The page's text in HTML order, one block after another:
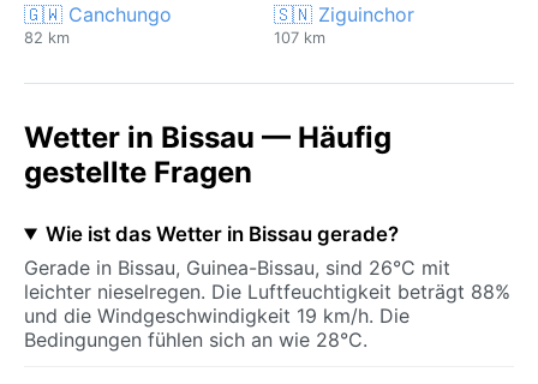
🇬🇼 Canchungo
82 km
🇸🇳 Ziguinchor
107 km
Wetter in Bissau — Häufig
gestellte Fragen
Wie ist das Wetter in Bissau gerade?
Gerade in Bissau, Guinea-Bissau, sind 26°C mit
leichter nieselregen. Die Luftfeuchtigkeit beträgt 88%
und die Windgeschwindigkeit 19 km/h. Die
Bedingungen fühlen sich an wie 28°C.